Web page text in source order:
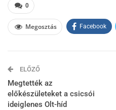
0
Megosztás Facebook
ELŐZŐ
Megtették az
előkészületeket a csicsói
ideiglenes Olt-híd